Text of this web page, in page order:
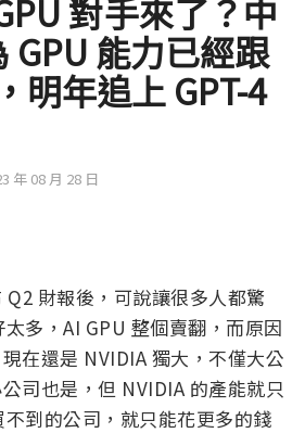
對手來了？中
GPU 能力已經跟
明年追上 GPT-4
年 08 月 28 日
財報後，可說讓很多人都驚
多，AI GPU 整個賣翻，而原因
在還是 NVIDIA 獨大，不僅大公
司也是，但 NVIDIA 的產能就只
到的公司，就只能花更多的錢